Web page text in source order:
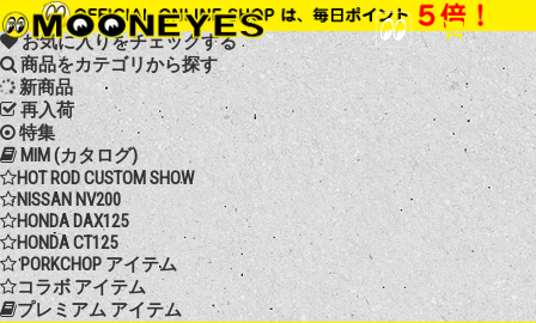
お気に入りをチェックする
商品をカテゴリから探す
新商品
再入荷
特集
MIM (カタログ)
HOT ROD CUSTOM SHOW
NISSAN NV200
HONDA DAX125
HONDA CT125
PORKCHOP アイテム
コラボ アイテム
プレミアム アイテム